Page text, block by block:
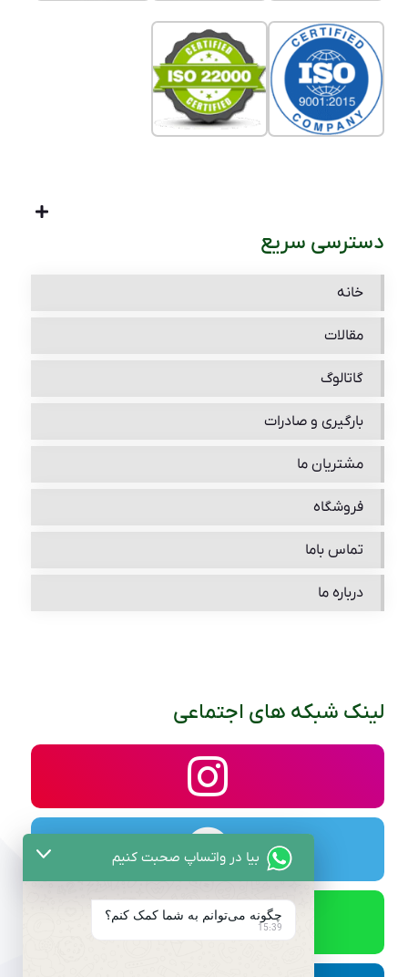
دسترسی سریع
خانه
مقالات
گاتالوگ
بارگیری و صادرات
مشتریان ما
فروشگاه
تماس باما
درباره ما
لینک شبکه های اجتماعی
بیا در واتساپ صحبت کنیم
چگونه می‌توانم به شما کمک کنم؟
15:39